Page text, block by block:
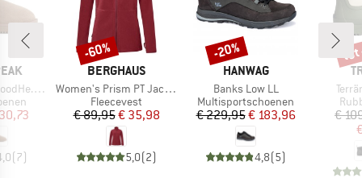
Winter Boots
prijs
(7)
MERK
BERGHAUS
Artikel
Women's Prism PT Jacket
Productgroep
Fleecevest
Prijs
€ 89,95Verlaagde prijs
€ 35,98
5,0(2)
Korting
-60%
MERK
HANWAG
Artikel
Banks Low LL
Productgroep
Multisportschoenen
Prijs
€ 229,95Verlaagde prijs
€ 183,96
4,8(5)
Korting
-20%
€